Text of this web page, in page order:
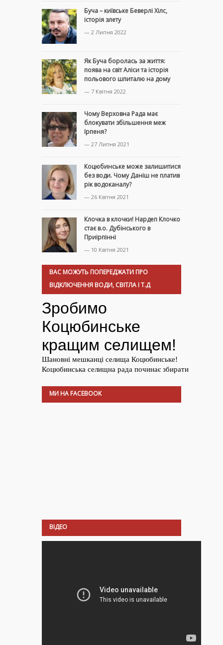
Буча – київське Беверлі Хілс,
історія злету
— 2 Липня 2022
Як Буча боролась за життя:
поява на світ Аліси та історія
польового шпиталю на дому
— 7 Квітня 2022
Чому Верховна Рада має
блокувати збільшення меж
Ірпеня?
— 27 Липня 2021
Коцюбинське може залишитися
без води. Чому Даніш не платив
рік водоканалу?
— 26 Квітня 2021
Клочка в клочки! Нардеп Клочко
стає в.о. Дубінського в
Приірпінні
— 10 Квітня 2021
ВАС МОЖУТЬ ПОПЕРЕДЖАТИ ПРО
ВІДКЛЮЧЕННЯ ВОДИ, СВІТЛА І Т.Д
МИ НА FACEBOOK
ВІДЕО